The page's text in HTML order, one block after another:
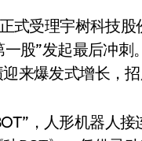
的U盘格式对了吗？详解
修店最怕的“作死”操作
“卖电视”到“定规则”：
一股”发起最后冲
来爆发式增长，
，人形机器人